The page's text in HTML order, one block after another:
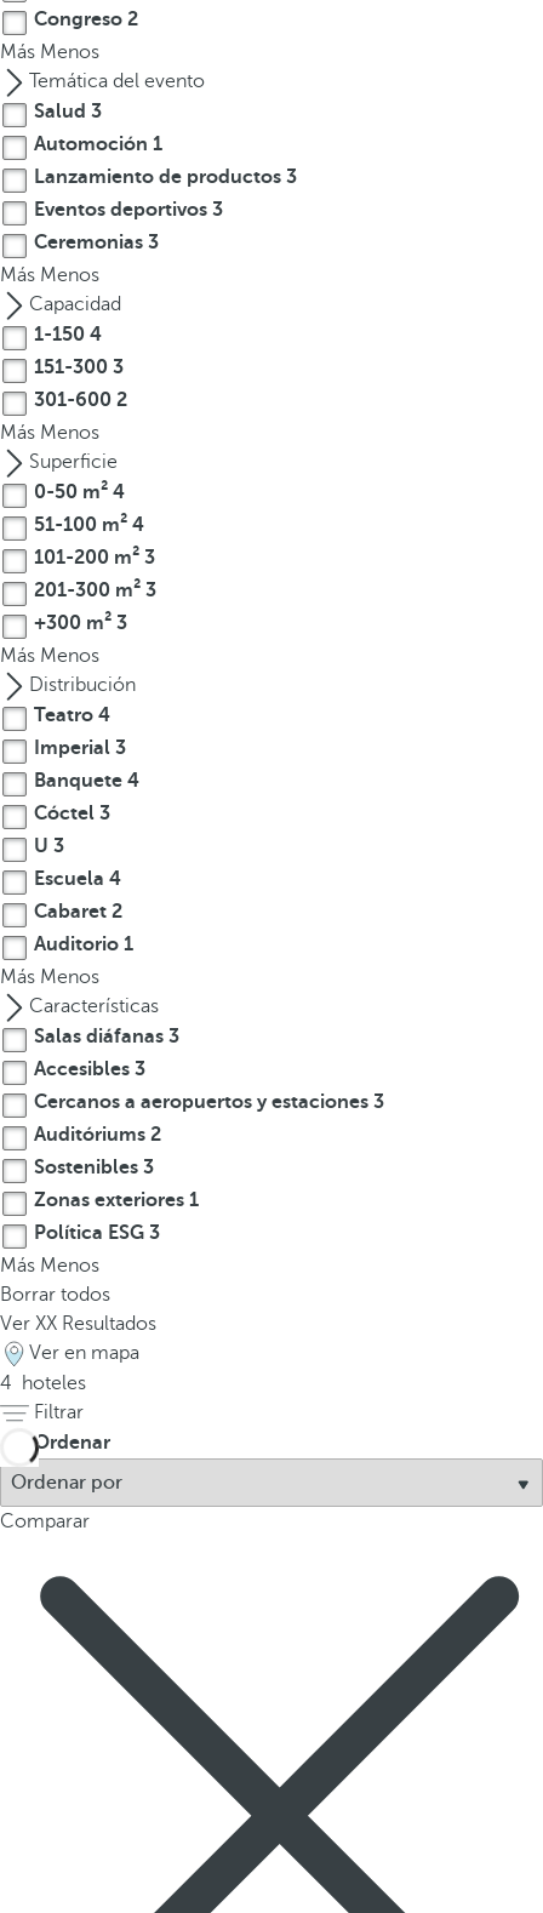
t
e
r
e
s
,
p
u
e
d
e
s
p
l
a
r
l
a
t
e
c
l
a
e
f
l
e
c
h
a
h
a
c
a
a
b
a
j
o
p
a
r
a
n
a
e
g
Congreso 2
Más Menos
Temática del evento
Salud 3
Automoción 1
Lanzamiento de productos 3
Eventos deportivos 3
Ceremonias 3
Más Menos
Capacidad
1-150 4
151-300 3
301-600 2
Más Menos
Superficie
0-50 m² 4
51-100 m² 4
101-200 m² 3
201-300 m² 3
+300 m² 3
Más Menos
Distribución
Teatro 4
Imperial 3
Banquete 4
Cóctel 3
U 3
Escuela 4
Cabaret 2
Auditorio 1
Más Menos
Características
Salas diáfanas 3
Accesibles 3
Cercanos a aeropuertos y estaciones 3
Auditóriums 2
Sostenibles 3
Zonas exteriores 1
Política ESG 3
Más Menos
Borrar todos
Ver XX Resultados
Ver en mapa
4
hoteles
Filtrar
Ordenar
Comparar